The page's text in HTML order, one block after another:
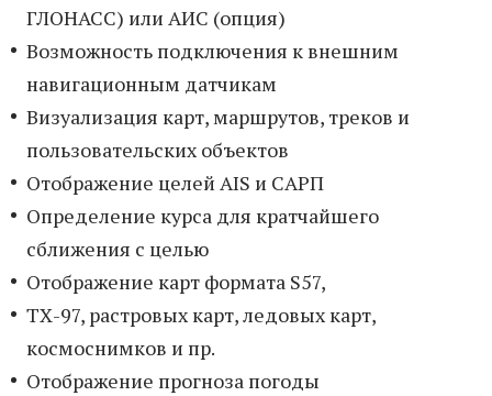
ГЛОНАСС) или АИС (опция)
Возможность подключения к внешним
навигационным датчикам
Визуализация карт, маршрутов, треков и
пользовательских объектов
Отображение целей AIS и САРП
Определение курса для кратчайшего
сближения с целью
Отображение карт формата S57,
ТХ-97, растровых карт, ледовых карт,
космоснимков и пр.
Отображение прогноза погоды